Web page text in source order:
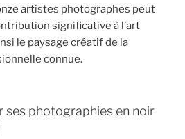
artistes photographes peut
significative à l’art
le paysage créatif de la
connue.
ses photographies en noir